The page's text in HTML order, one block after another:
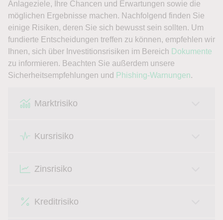
Anlageziele, Ihre Chancen und Erwartungen sowie die
möglichen Ergebnisse machen. Nachfolgend finden Sie
einige Risiken, deren Sie sich bewusst sein sollten. Um
fundierte Entscheidungen treffen zu können, empfehlen wir
Ihnen, sich über Investitionsrisiken im Bereich Dokumente
zu informieren. Beachten Sie außerdem unsere
Sicherheitsempfehlungen und Phishing-Warnungen.
Marktrisiko
Kursrisiko
Zinsrisiko
Kreditrisiko